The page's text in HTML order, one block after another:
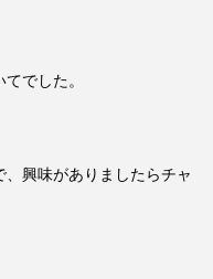
でした。
興味がありましたらチャ